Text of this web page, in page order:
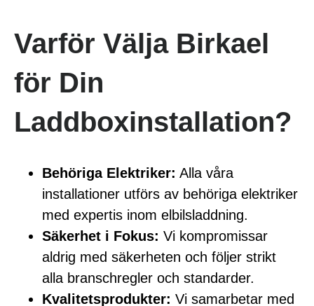
Varför Välja Birkael
för Din
Laddboxinstallation?
Behöriga Elektriker: Alla våra
installationer utförs av behöriga elektriker
med expertis inom elbilsladdning.
Säkerhet i Fokus: Vi kompromissar
aldrig med säkerheten och följer strikt
alla branschregler och standarder.
Kvalitetsprodukter: Vi samarbetar med